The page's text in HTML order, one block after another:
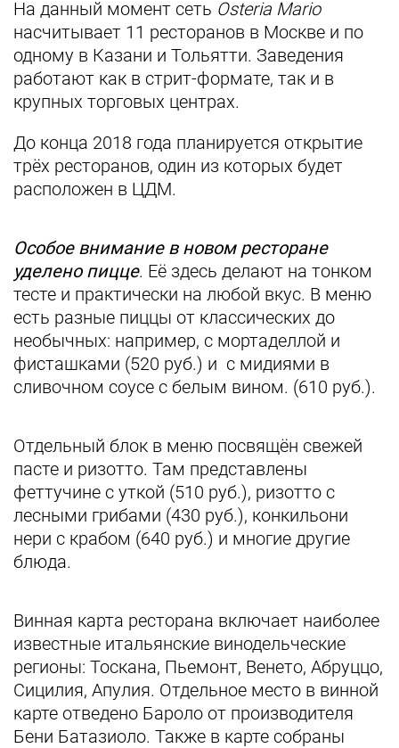
На данный момент сеть Osteria Mario
насчитывает 11 ресторанов в Москве и по
одному в Казани и Тольятти. Заведения
работают как в стрит-формате, так и в
крупных торговых центрах.
До конца 2018 года планируется открытие
трёх ресторанов, один из которых будет
расположен в ЦДМ.
Особое внимание в новом ресторане
уделено пицце. Её здесь делают ​на тонком
тесте ​и практически на любой вкус. В меню
есть разные пиццы от классических до
необычных: например, с мортаделлой и
фисташками (520 руб.) и с мидиями в
сливочном соусе с белым вином. (610 руб.).
Отдельный блок в меню посвящён ​свежей ​
пасте и ризотто​. ​Там представлены
феттучине с уткой (510 руб.), ризотто с
лесными грибами (430 руб.), конкильони
нери с крабом (640 руб.) и многие другие
блюда.
Винная карта ресторана включает наиболее
известные итальянские винодельческие
регионы: Тоскана, Пьемонт, Венето, Абруццо,
Сицилия, Апулия. Отдельное место в винной
карте отведено Бароло от производителя ​
Бени Батазиоло. Также в карте собраны